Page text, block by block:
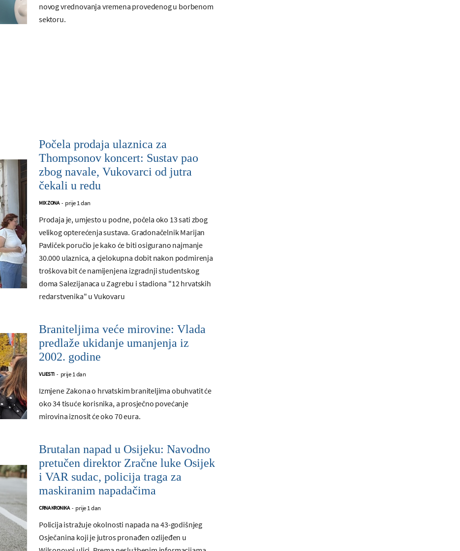
novog vrednovanja vremena provedenog u borbenom
sektoru.
Počela prodaja ulaznica za
Thompsonov koncert: Sustav pao
zbog navale, Vukovarci od jutra
čekali u redu
MIX ZONA - prije 1 dan
Prodaja je, umjesto u podne, počela oko 13 sati zbog
velikog opterećenja sustava. Gradonačelnik Marijan
Pavliček poručio je kako će biti osigurano najmanje
30.000 ulaznica, a cjelokupna dobit nakon podmirenja
troškova bit će namijenjena izgradnji studentskog
doma Salezijanaca u Zagrebu i stadiona "12 hrvatskih
redarstvenika" u Vukovaru
Braniteljima veće mirovine: Vlada
predlaže ukidanje umanjenja iz
2002. godine
VIJESTI - prije 1 dan
Izmjene Zakona o hrvatskim braniteljima obuhvatit će
oko 34 tisuće korisnika, a prosječno povećanje
mirovina iznosit će oko 70 eura.
Brutalan napad u Osijeku: Navodno
pretučen direktor Zračne luke Osijek
i VAR sudac, policija traga za
maskiranim napadačima
CRNA KRONIKA - prije 1 dan
Policija istražuje okolnosti napada na 43-godišnjeg
Osječanina koji je jutros pronađen ozlijeđen u